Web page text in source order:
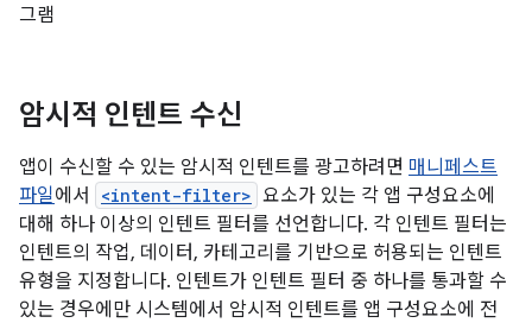
그램
암시적 인텐트 수신
앱이 수신할 수 있는 암시적 인텐트를 광고하려면 매니페스트
파일에서 <intent-filter> 요소가 있는 각 앱 구성요소에
대해 하나 이상의 인텐트 필터를 선언합니다. 각 인텐트 필터는
인텐트의 작업, 데이터, 카테고리를 기반으로 허용되는 인텐트
유형을 지정합니다. 인텐트가 인텐트 필터 중 하나를 통과할 수
있는 경우에만 시스템에서 암시적 인텐트를 앱 구성요소에 전